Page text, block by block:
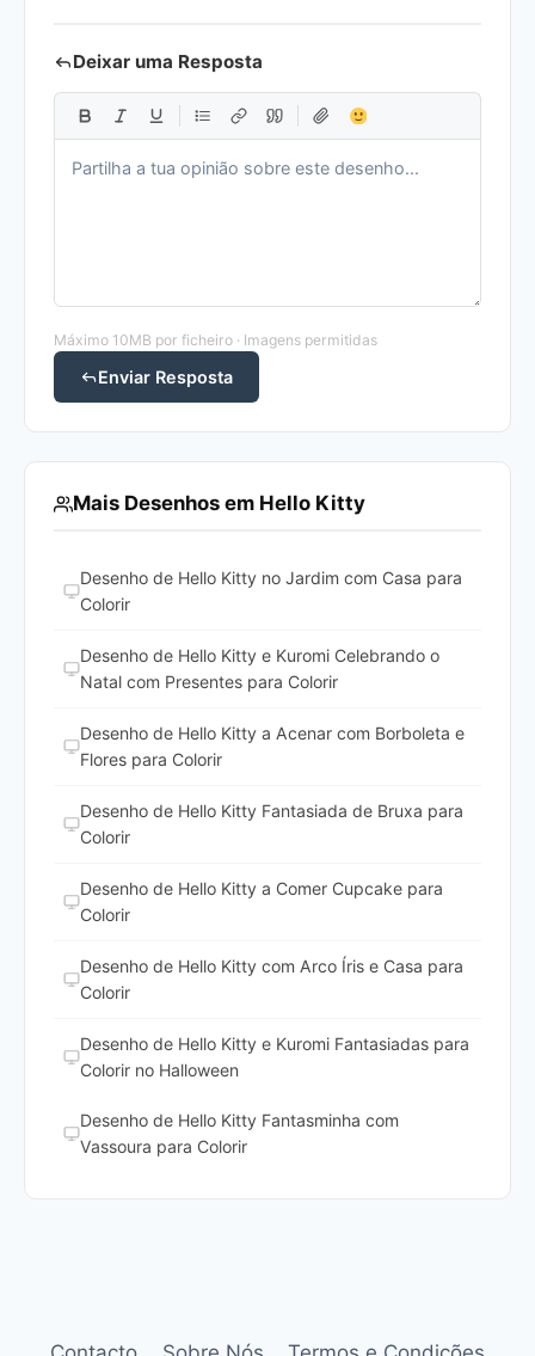
Deixar uma Resposta
Máximo 10MB por ficheiro · Imagens permitidas
Enviar Resposta
Mais Desenhos em Hello Kitty
Desenho de Hello Kitty no Jardim com Casa para
Colorir
Desenho de Hello Kitty e Kuromi Celebrando o
Natal com Presentes para Colorir
Desenho de Hello Kitty a Acenar com Borboleta e
Flores para Colorir
Desenho de Hello Kitty Fantasiada de Bruxa para
Colorir
Desenho de Hello Kitty a Comer Cupcake para
Colorir
Desenho de Hello Kitty com Arco Íris e Casa para
Colorir
Desenho de Hello Kitty e Kuromi Fantasiadas para
Colorir no Halloween
Desenho de Hello Kitty Fantasminha com
Vassoura para Colorir